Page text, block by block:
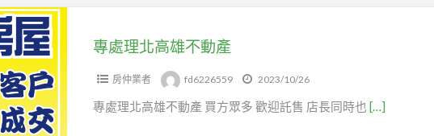
專處理北高雄不動產
房仲業者 fd6226559 2023/10/26
專處理北高雄不動產 買方眾多 歡迎託售 店長同時也 […]